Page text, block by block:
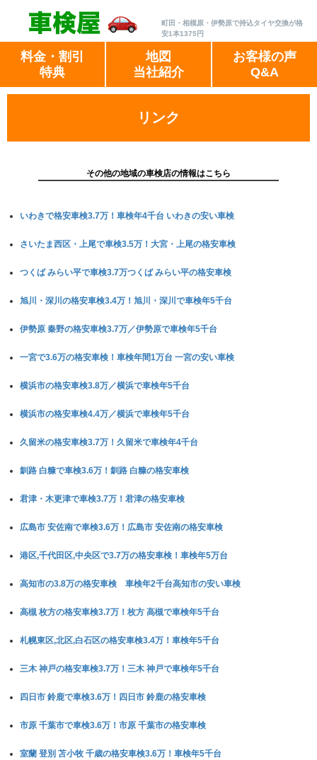
町田・相模原・伊勢原で持込タイヤ交換が格
安1本1375円
料金・割引
特典
地図
当社紹介
お客様の声
Q&A
リンク
その他の地域の車検店の情報はこちら
いわきで格安車検3.7万！車検年4千台 いわきの安い車検
さいたま西区・上尾で車検3.5万！大宮・上尾の格安車検
つくば みらい平で車検3.7万つくば みらい平の格安車検
旭川・深川の格安車検3.4万！旭川・深川で車検年5千台
伊勢原 秦野の格安車検3.7万／伊勢原で車検年5千台
一宮で3.6万の格安車検！車検年間1万台 一宮の安い車検
横浜市の格安車検3.8万／横浜で車検年5千台
横浜市の格安車検4.4万／横浜で車検年5千台
久留米の格安車検3.7万！久留米で車検年4千台
釧路 白糠で車検3.6万！釧路 白糠の格安車検
君津・木更津で車検3.7万！君津の格安車検
広島市 安佐南で車検3.6万！広島市 安佐南の格安車検
港区,千代田区,中央区で3.7万の格安車検！車検年5万台
高知市の3.8万の格安車検 車検年2千台高知市の安い車検
高槻 枚方の格安車検3.7万！枚方 高槻で車検年5千台
札幌東区,北区,白石区の格安車検3.4万！車検年5千台
三木 神戸の格安車検3.7万！三木 神戸で車検年5千台
四日市 鈴鹿で車検3.6万！四日市 鈴鹿の格安車検
市原 千葉市で車検3.6万！市原 千葉市の格安車検
室蘭 登別 苫小牧 千歳の格安車検3.6万！車検年5千台